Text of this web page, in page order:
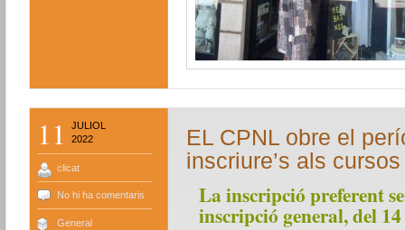
11
JULIOL
2022
clicat
No hi ha comentaris
General
EL CPNL obre el
inscriure’s als
La inscripció preferent
inscripció general, del